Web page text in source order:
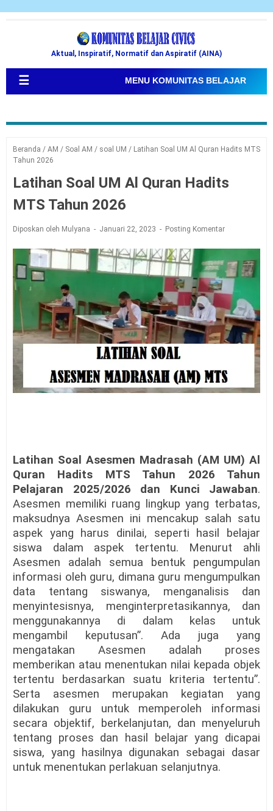
Aktual, Inspiratif, Normatif dan Aspiratif (AINA)
☰ MENU KOMUNITAS BELAJAR
Beranda / AM / Soal AM / soal UM / Latihan Soal UM Al Quran Hadits MTS
Tahun 2026
Latihan Soal UM Al Quran Hadits
MTS Tahun 2026
Diposkan oleh Mulyana Januari 22, 2023 Posting Komentar
Latihan Soal Asesmen Madrasah (AM UM) Al
Quran Hadits MTS Tahun 2026 Tahun
Pelajaran 2025/2026 dan Kunci Jawaban.
Asesmen memiliki ruang lingkup yang terbatas,
maksudnya Asesmen ini mencakup salah satu
aspek yang harus dinilai, seperti hasil belajar
siswa dalam aspek tertentu. Menurut ahli
Asesmen adalah semua bentuk pengumpulan
informasi oleh guru, dimana guru mengumpulkan
data tentang siswanya, menganalisis dan
menyintesisnya, menginterpretasikannya, dan
menggunakannya di dalam kelas untuk
mengambil keputusan”. Ada juga yang
mengatakan Asesmen adalah proses
memberikan atau menentukan nilai kepada objek
tertentu berdasarkan suatu kriteria tertentu”.
Serta asesmen merupakan kegiatan yang
dilakukan guru untuk memperoleh informasi
secara objektif, berkelanjutan, dan menyeluruh
tentang proses dan hasil belajar yang dicapai
siswa, yang hasilnya digunakan sebagai dasar
untuk menentukan perlakuan selanjutnya.